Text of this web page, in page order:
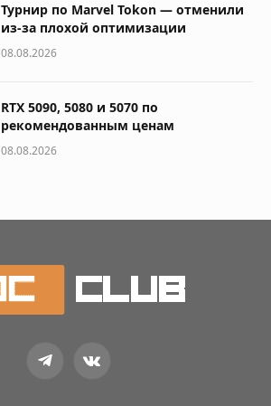
Турнир по Marvel Tokon — отменили
из-за плохой оптимизации
08.08.2026
RTX 5090, 5080 и 5070 по
рекомендованным ценам
08.08.2026
TelegramVKontakte